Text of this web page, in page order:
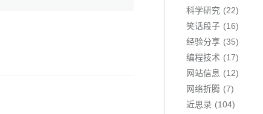
科学研究
22
笑话段子
16
经验分享
35
编程技术
17
网站信息
12
网络折腾
7
近思录
104